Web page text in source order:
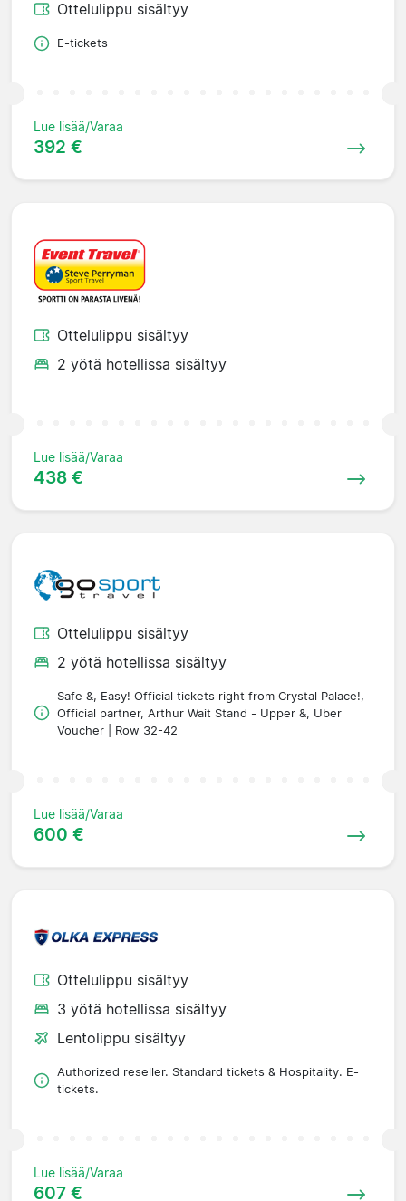
Ottelulippu sisältyy
E-tickets
Lue lisää/Varaa
392 €
Ottelulippu sisältyy
2 yötä hotellissa sisältyy
Lue lisää/Varaa
438 €
Ottelulippu sisältyy
2 yötä hotellissa sisältyy
Safe &, Easy! Official tickets right from Crystal Palace!,
Official partner, Arthur Wait Stand - Upper &, Uber
Voucher | Row 32-42
Lue lisää/Varaa
600 €
Ottelulippu sisältyy
3 yötä hotellissa sisältyy
Lentolippu sisältyy
Authorized reseller. Standard tickets & Hospitality. E-
tickets.
Lue lisää/Varaa
607 €